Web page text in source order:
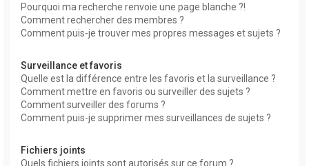
Pourquoi ma recherche renvoie une page blanche ?!
Comment rechercher des membres ?
Comment puis-je trouver mes propres messages et sujets ?
Surveillance et favoris
Quelle est la différence entre les favoris et la surveillance ?
Comment mettre en favoris ou surveiller des sujets ?
Comment surveiller des forums ?
Comment puis-je supprimer mes surveillances de sujets ?
Fichiers joints
Quels fichiers joints sont autorisés sur ce forum ?